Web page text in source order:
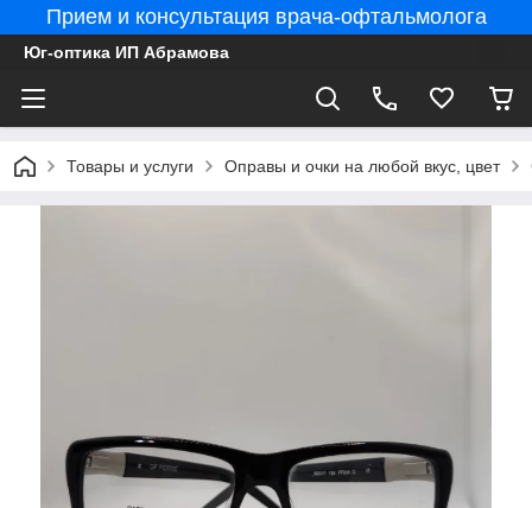
Прием и консультация врача-офтальмолога
Юг-оптика ИП Абрамова
Товары и услуги Оправы и очки на любой вкус, цвет